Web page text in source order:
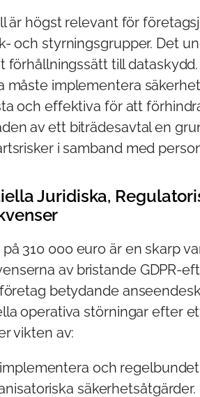
är högst relevant för
och styrningsgrupper. Det
förhållningssätt till
måste implementera
och effektiva för att
av ett biträdesavtal en
i samband med
Juridiska,
310 000 euro är en skarp
av bristande GDPR-
betydande
operativa störningar efter
vikten av:
och
säkerhetsåtgärder.